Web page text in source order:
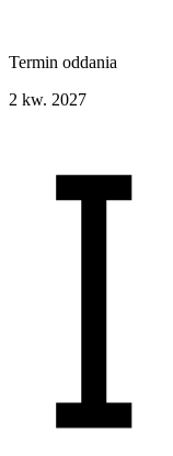
Termin oddania
2 kw. 2027